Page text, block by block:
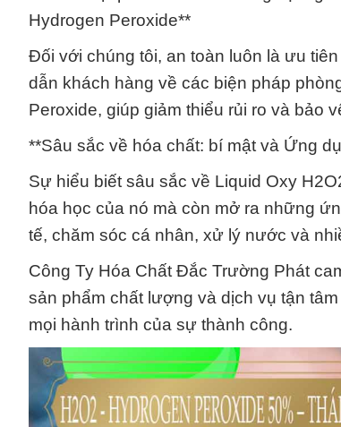
Hydrogen Peroxide**
Đối với chúng tôi, an toàn luôn là ưu
dẫn khách hàng về các biện pháp
Peroxide, giúp giảm thiểu rủi ro và bảo
**Sâu sắc về hóa chất: bí mật và Ứng
Sự hiểu biết sâu sắc về Liquid Oxy
hóa học của nó mà còn mở ra những
tế, chăm sóc cá nhân, xử lý nước và
Công Ty Hóa Chất Đắc Trường Phát
sản phẩm chất lượng và dịch vụ tận
mọi hành trình của sự thành công.